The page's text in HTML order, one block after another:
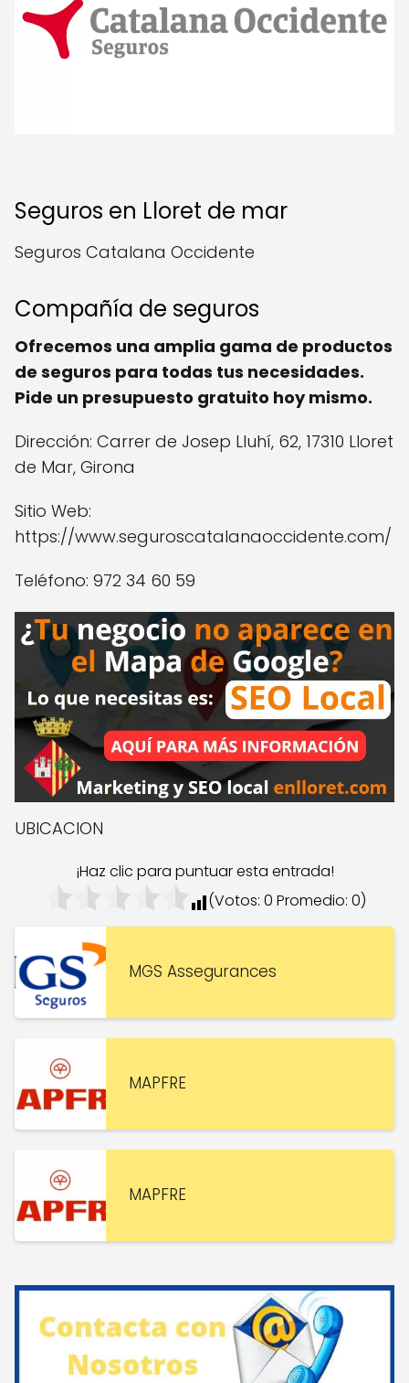
Seguros en Lloret de mar
Seguros Catalana Occidente
Compañía de seguros
Ofrecemos una amplia gama de productos
de seguros para todas tus necesidades.
Pide un presupuesto gratuito hoy mismo.
Dirección: Carrer de Josep Lluhí, 62, 17310 Lloret
de Mar, Girona
Sitio Web:
https://www.seguroscatalanaoccidente.com/
Teléfono: 972 34 60 59
UBICACION
¡Haz clic para puntuar esta entrada!
(Votos: 0 Promedio: 0)
MGS Assegurances
MAPFRE
MAPFRE